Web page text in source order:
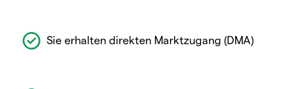
Sie erhalten direkten Marktzugang (DMA)